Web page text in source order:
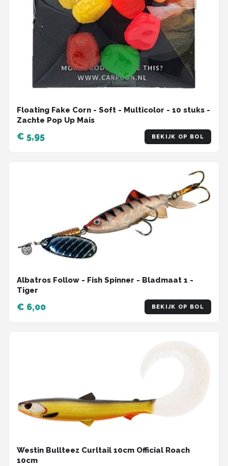
Floating Fake Corn - Soft - Multicolor - 10 stuks -
Zachte Pop Up Mais
€ 5,95 BEKIJK OP BOL
Albatros Follow - Fish Spinner - Bladmaat 1 -
Tiger
€ 6,00 BEKIJK OP BOL
Westin Bullteez Curltail 10cm Official Roach
10cm